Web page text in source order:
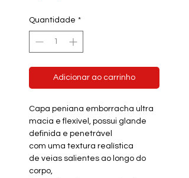
Quantidade *
Adicionar ao carrinho
Capa peniana emborracha ultra
macia e flexível, possui glande
definida e penetrável
com uma textura realística
de veias salientes ao longo do
corpo,